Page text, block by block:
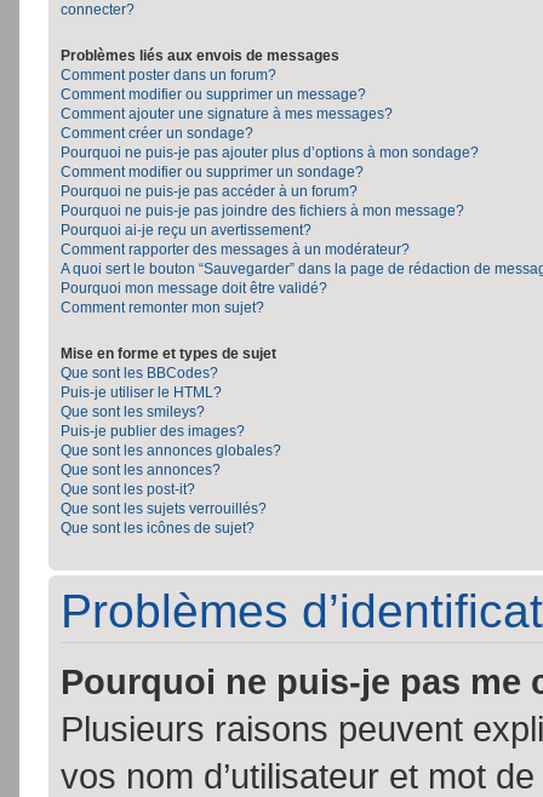
connecter?
Problèmes liés aux envois de messages
Comment poster dans un forum?
Comment modifier ou supprimer un message?
Comment ajouter une signature à mes messages?
Comment créer un sondage?
Pourquoi ne puis-je pas ajouter plus d’options à mon sondage?
Comment modifier ou supprimer un sondage?
Pourquoi ne puis-je pas accéder à un forum?
Pourquoi ne puis-je pas joindre des fichiers à mon message?
Pourquoi ai-je reçu un avertissement?
Comment rapporter des messages à un modérateur?
A quoi sert le bouton “Sauvegarder” dans la page de rédaction de
Pourquoi mon message doit être validé?
Comment remonter mon sujet?
Mise en forme et types de sujet
Que sont les BBCodes?
Puis-je utiliser le HTML?
Que sont les smileys?
Puis-je publier des images?
Que sont les annonces globales?
Que sont les annonces?
Que sont les post-it?
Que sont les sujets verrouillés?
Que sont les icônes de sujet?
Problèmes
Pourquoi ne puis-je pas me
Plusieurs raisons peuvent
vos nom d’utilisateur et mot